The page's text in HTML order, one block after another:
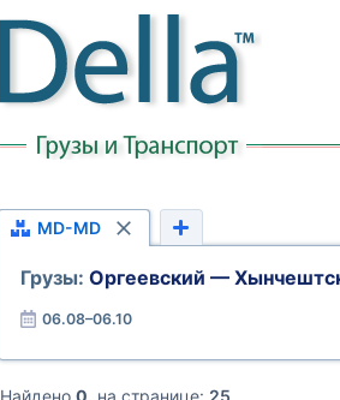
MD-MD
Грузы: Оргеевский —
06.08–06.10
Найдено 0, на странице: 25